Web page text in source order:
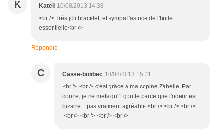
K Katell
10/08/2013 14:38
<br /> Très joli bracelet, et sympa l'astuce de l'huile
essentielle<br />
Répondre
C Casse-bonbec 10/08/2013 15:01
<br /> <br /> c'est grâce à ma copine Zabelle. Par
contre, je ne mets qu'1 goutte parce que l'odeur est
bizarre... pas vraiment agréable.<br /> <br /> <br />
<br /> <br /> <br /> <br />